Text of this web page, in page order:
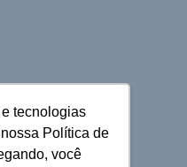
tecnologias
Política de
você